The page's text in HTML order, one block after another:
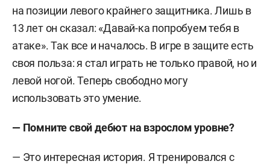
на позиции левого крайнего защитника. Лишь в
13 лет он сказал: «Давай-ка попробуем тебя в
атаке». Так все и началось. В игре в защите есть
своя польза: я стал играть не только правой, но и
левой ногой. Теперь свободно могу
использовать это умение.
— Помните свой дебют на взрослом уровне?
— Это интересная история. Я тренировался с